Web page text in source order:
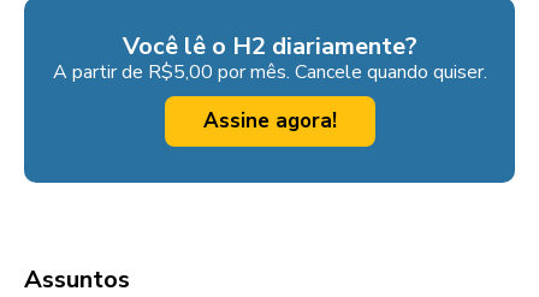
Você lê o H2 diariamente?
A partir de R$5,00 por mês. Cancele quando quiser.
Assine agora!
Assuntos